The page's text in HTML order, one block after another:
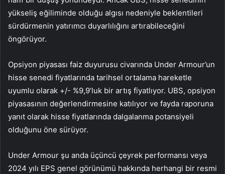
yükseliş eğiliminde olduğu algısı nedeniyle beklentileri
sürdürmenin yatırımcı duyarlılığını artırabileceğini
öngörüyor.
Opsiyon piyasası faiz duyurusu civarında Under Armour’un
hisse senedi fiyatlarında tarihsel ortalama hareketle
uyumlu olarak +/- %9,9’luk bir artış fiyatlıyor. UBS, opsiyon
piyasasının değerlendirmesine katılıyor ve fayda raporuna
yanıt olarak hisse fiyatlarında dalgalanma potansiyeli
olduğunu öne sürüyor.
Under Armour şu anda üçüncü çeyrek performansı veya
2024 yılı EPS genel görünümü hakkında herhangi bir resmi